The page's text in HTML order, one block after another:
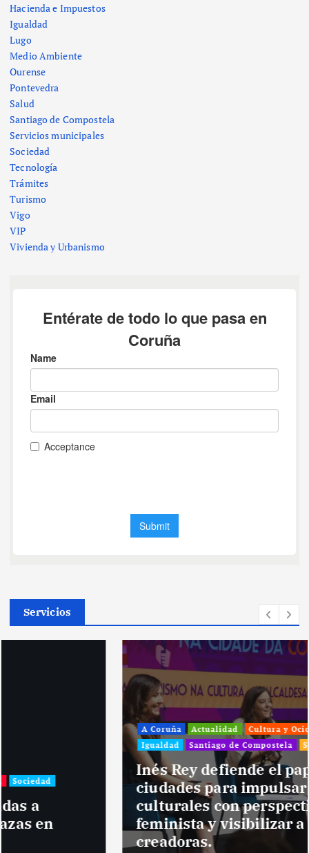
Hacienda e Impuestos
Igualdad
Lugo
Medio Ambiente
Ourense
Pontevedra
Salud
Santiago de Compostela
Servicios municipales
Sociedad
Tecnología
Trámites
Turismo
Vigo
VIP
Vivienda y Urbanismo
Servicios
Actualidad Cultura y Ocio
Galicia
Santiago de Compostela Sociedad
Inés Rey defiende el papel de las
ciudades para impulsar políticas
culturales con perspectiva
feminista y visibilizar a las mujeres